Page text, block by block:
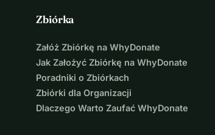
Zbiórka
Załóż Zbiórkę na WhyDonate
Jak Założyć Zbiórkę na WhyDonate
Poradniki o Zbiórkach
Zbiórki dla Organizacji
Dlaczego Warto Zaufać WhyDonate